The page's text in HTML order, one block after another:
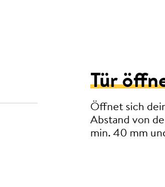
Tür
Öffnet sich
Abstand von
min. 40 mm